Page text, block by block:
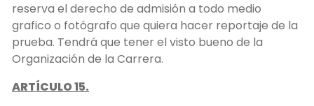
reserva el derecho de admisión a todo medio
grafico o fotógrafo que quiera hacer reportaje de la
prueba. Tendrá que tener el visto bueno de la
Organización de la Carrera.
ARTÍCULO 15.